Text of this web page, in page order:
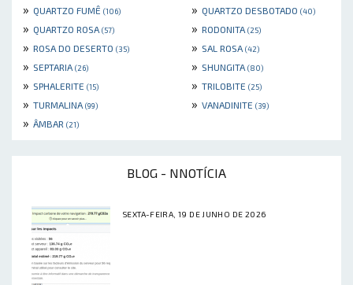
» QUARTZO FUMÊ (106) » QUARTZO DESBOTADO (40)
» QUARTZO ROSA (57) » RODONITA (25)
» ROSA DO DESERTO (35) » SAL ROSA (42)
» SEPTARIA (26) » SHUNGITA (80)
» SPHALERITE (15) » TRILOBITE (25)
» TURMALINA (99) » VANADINITE (39)
» ÂMBAR (21)
BLOG - NNOTÍCIA
SEXTA-FEIRA, 19 DE JUNHO DE 2026